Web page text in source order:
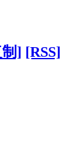
] [RSS]